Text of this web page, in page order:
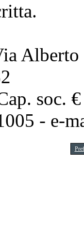
Alberto
soc.
- e-